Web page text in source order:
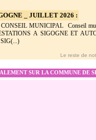
_ JUILLET 2026 :
MUNICIPAL Conseil
A SIGOGNE ET
Le reste de
SUR LA COMMUNE DE